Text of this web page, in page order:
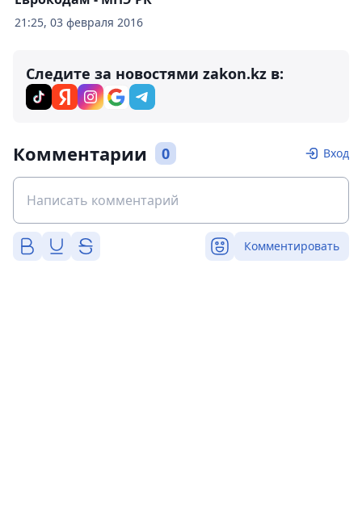
21:25, 03 февраля 2016
Следите за новостями zakon.kz в:
Комментарии 0 Вход
Комментировать